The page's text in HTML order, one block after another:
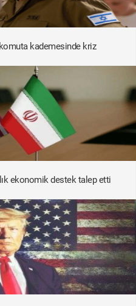
kademesinde kriz
ekonomik destek talep etti